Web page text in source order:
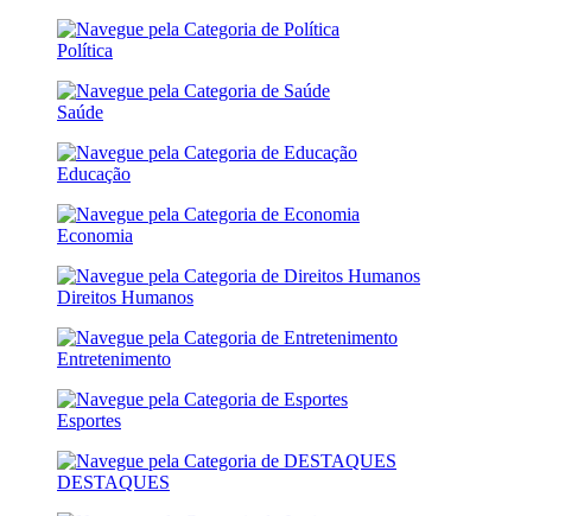
Política
Saúde
Educação
Economia
Direitos Humanos
Entretenimento
Esportes
DESTAQUES